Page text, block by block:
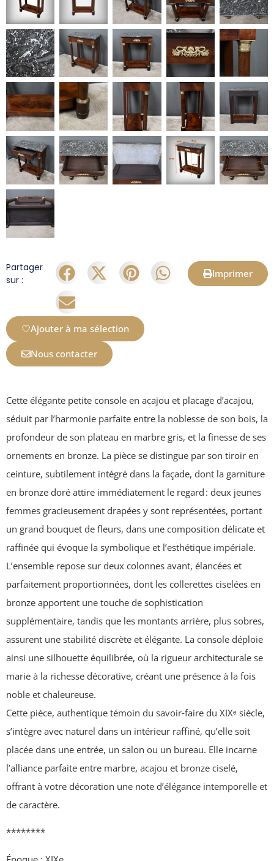
Partager
sur :
Imprimer
Ajouter à ma sélection
Nous contacter
Cette élégante petite console en acajou et placage d’acajou,
séduit par l’harmonie parfaite entre la noblesse de son bois, la
profondeur de son plateau en marbre gris, et la finesse de ses
ornements en bronze. La pièce se distingue par son tiroir en
ceinture, subtilement intégré dans la façade, dont la garniture
en bronze doré attire immédiatement le regard : deux jeunes
femmes gracieusement drapées y sont représentées, portant
un grand bouquet de fleurs, dans une composition délicate et
raffinée qui évoque la symbolique et l’esthétique impériale.
L’ensemble repose sur deux colonnes avant, élancées et
parfaitement proportionnées, dont les collerettes ciselées en
bronze apportent une touche de sophistication
supplémentaire, tandis que les montants arrière, plus sobres,
assurent une stabilité discrète et élégante. La console déploie
ainsi une silhouette équilibrée, où la rigueur architecturale se
marie à la richesse décorative, créant une présence à la fois
noble et chaleureuse.
Cette pièce, authentique témoin du savoir‑faire du XIXᵉ siècle,
s’intègre avec naturel dans un intérieur raffiné, qu’elle soit
placée dans une entrée, un salon ou un bureau. Elle incarne
l’alliance parfaite entre marbre, acajou et bronze ciselé,
offrant à votre décoration une note d’élégance intemporelle et
de caractère.
********